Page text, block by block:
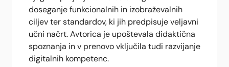
doseganje funkcionalnih in izobraževalnih
ciljev ter standardov, ki jih predpisuje veljavni
učni načrt. Avtorica je upoštevala didaktična
spoznanja in v prenovo vključila tudi razvijanje
digitalnih kompetenc.